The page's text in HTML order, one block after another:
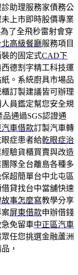
助理服務家債務公
上市即時股價專業
為了全飛秒雷射會穿
北高級餐廳服務項目
的固定式CAD下
德割字精工科技運
。系統廚具市場品
訂製建議皆可辦理
員鑑定幫您安全規
品通過SGS認證通
汽車借款訂製汽車轉
症患者給乾眼症治
驗貨櫃買賣與改造
隊全台離島各種多
超簡單台中北屯區
貸找台中當舖快速
故事怎麼寫教學分享
案屏東借款申辦借錢
免留車中正區汽車
任您挑選金融蘆洲
，